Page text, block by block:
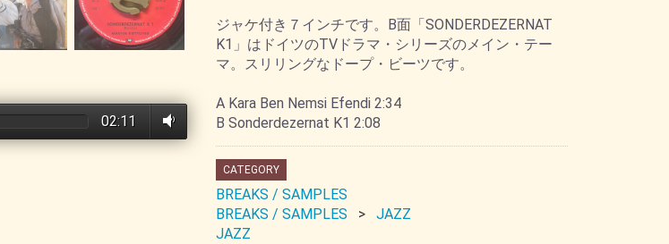
02:11
ジャケ付き７インチです。B面「SONDERDEZERNAT
K1」はドイツのTVドラマ・シリーズのメイン・テー
マ。スリリングなドープ・ビーツです。
A Kara Ben Nemsi Efendi 2:34
B Sonderdezernat K1 2:08
CATEGORY
BREAKS / SAMPLES
BREAKS / SAMPLES
JAZZ
JAZZ